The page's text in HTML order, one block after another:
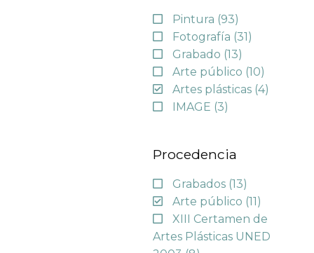
Pintura (93)
Fotografía (31)
Grabado (13)
Arte público (10)
Artes plásticas (4)
IMAGE (3)
Procedencia
Grabados (13)
Arte público (11)
XIII Certamen de
Artes Plásticas UNED